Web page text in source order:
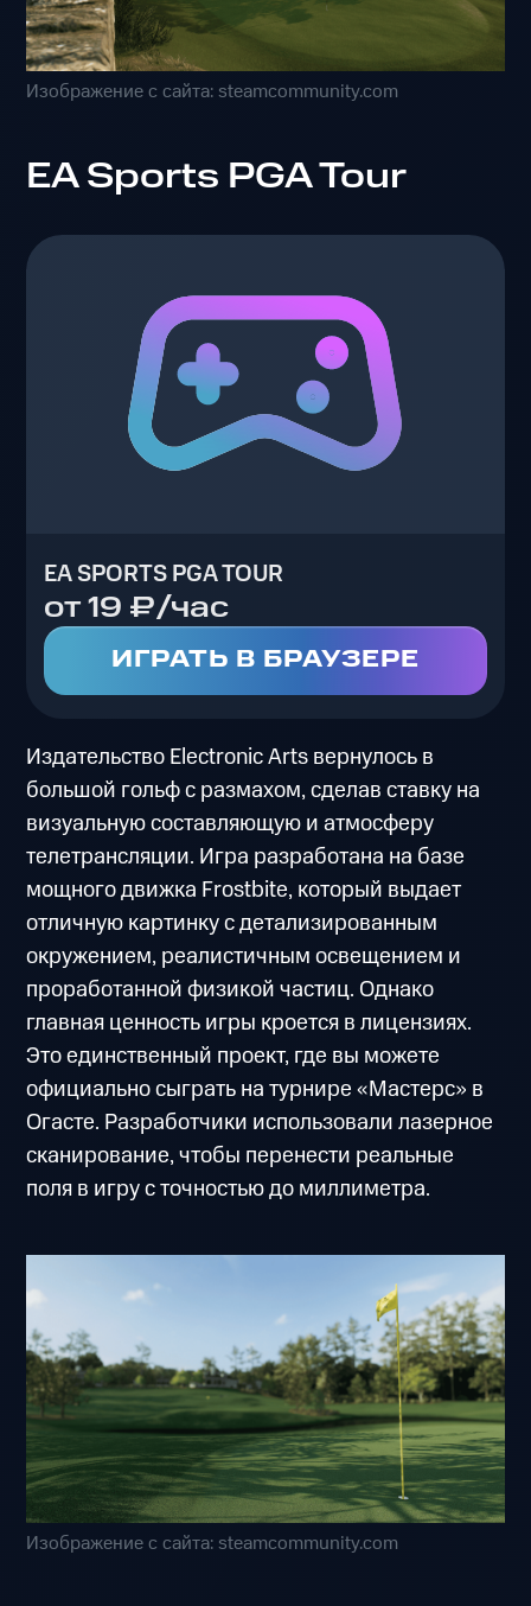
Изображение с сайта: steamcommunity.com
EA Sports PGA Tour
EA SPORTS PGA TOUR
от 19 ₽/час
ИГРАТЬ В БРАУЗЕРЕ
Издательство Electronic Arts вернулось в
большой гольф с размахом, сделав ставку на
визуальную составляющую и атмосферу
телетрансляции. Игра разработана на базе
мощного движка Frostbite, который выдает
отличную картинку с детализированным
окружением, реалистичным освещением и
проработанной физикой частиц. Однако
главная ценность игры кроется в лицензиях.
Это единственный проект, где вы можете
официально сыграть на турнире «Мастерс» в
Огасте. Разработчики использовали лазерное
сканирование, чтобы перенести реальные
поля в игру с точностью до миллиметра.
Изображение с сайта: steamcommunity.com